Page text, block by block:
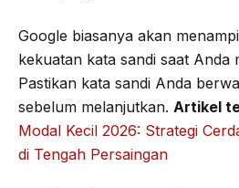
Google biasanya akan
kekuatan kata sandi saat Anda
Pastikan kata sandi Anda
sebelum melanjutkan. Artikel
Modal Kecil 2026: Strategi
di Tengah Persaingan